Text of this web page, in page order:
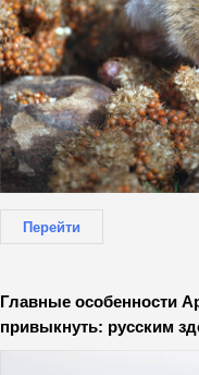
Перейти
Главные особенности
привыкнуть: русским